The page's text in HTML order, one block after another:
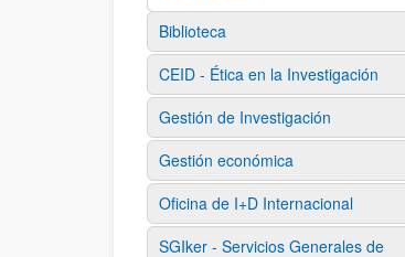
Biblioteca
CEID - Ética en la Investigación
Gestión de Investigación
Gestión económica
Oficina de I+D Internacional
SGIker - Servicios Generales de